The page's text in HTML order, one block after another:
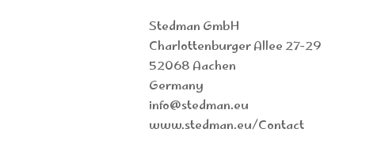
Stedman GmbH
Charlottenburger Allee 27-29
52068 Aachen
Germany
info@stedman.eu
www.stedman.eu/Contact